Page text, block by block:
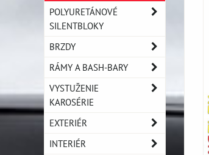
POLYURETÁNOVÉ
SILENTBLOKY
BRZDY
RÁMY A BASH-BARY
VYSTUŽENIE
KAROSÉRIE
EXTERIÉR
INTERIÉR